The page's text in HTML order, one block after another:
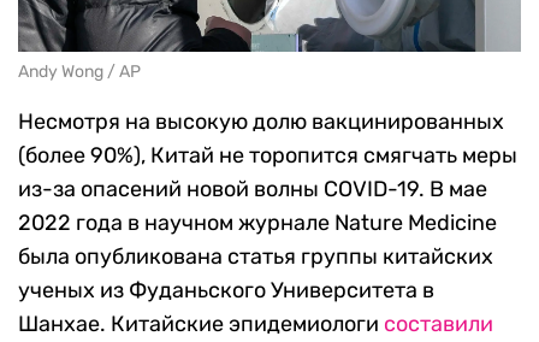
Andy Wong / AP
Несмотря на высокую долю вакцинированных
(более 90%), Китай не торопится смягчать меры
из-за опасений новой волны COVID-19. В мае
2022 года в научном журнале Nature Medicine
была опубликована статья группы китайских
ученых из Фуданьского Университета в
Шанхае. Китайские эпидемиологи составили